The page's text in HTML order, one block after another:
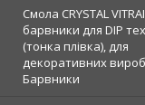
Смола CRYSTAL
барвники для DIP
(тонка плівка), для
декоративних
Барвники